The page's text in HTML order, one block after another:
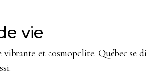
vie
et cosmopolite. Québec se